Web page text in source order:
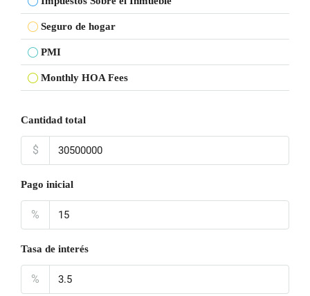
Seguro de hogar
PMI
Monthly HOA Fees
Cantidad total
$
Pago inicial
%
Tasa de interés
%